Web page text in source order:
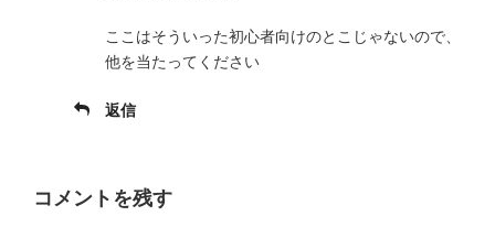
ここはそういった初心者向けのとこじゃないので、
他を当たってください
返信
コメントを残す